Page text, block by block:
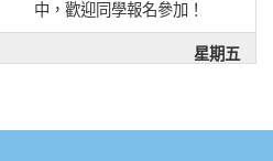
中，歡迎同學報名參加！
星期五